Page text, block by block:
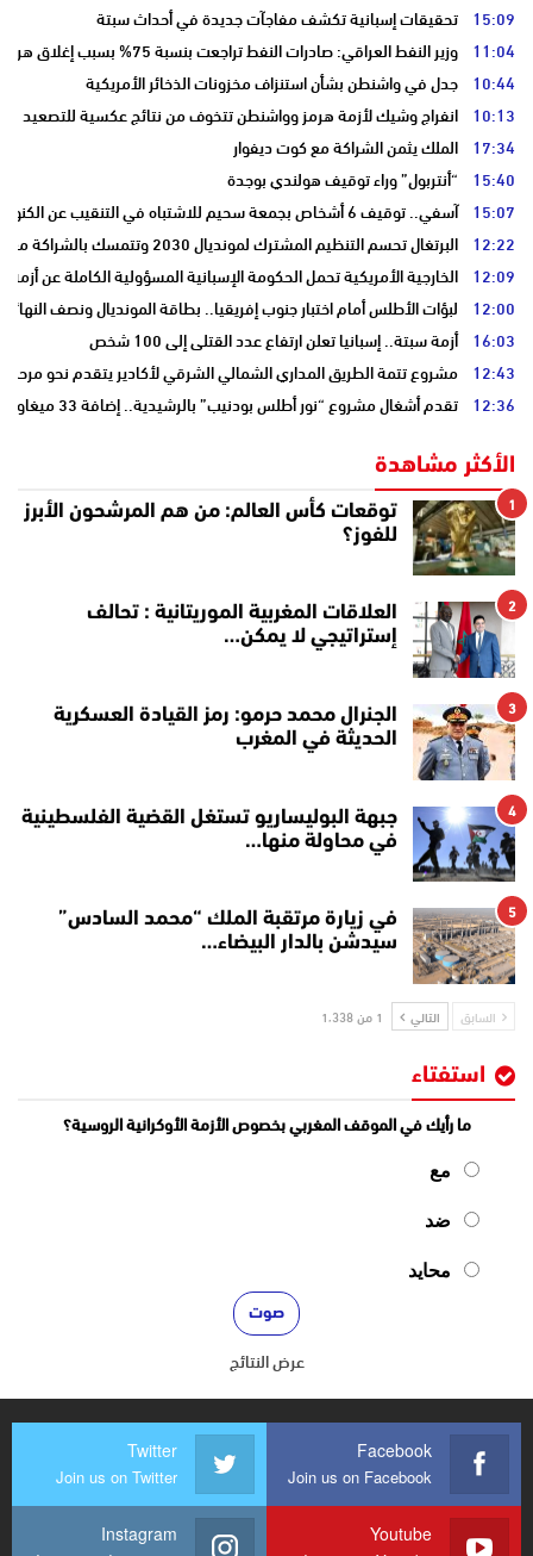
15:09 تحقيقات إسبانية تكشف مفاجآت جديدة في أحداث سبتة
11:04 وزير النفط العراقي: صادرات النفط تراجعت بنسبة 75% بسبب إغلاق هرمز
10:44 جدل في واشنطن بشأن استنزاف مخزونات الذخائر الأمريكية
10:13 انفراج وشيك لأزمة هرمز وواشنطن تتخوف من نتائج عكسية للتصعيد
17:34 الملك يثمن الشراكة مع كوت ديفوار
15:40 “أنتربول” وراء توقيف هولندي بوجدة
15:07 آسفي.. توقيف 6 أشخاص بجمعة سحيم للاشتباه في التنقيب عن الكنوز .
12:22 البرتغال تحسم التنظيم المشترك لمونديال 2030 وتتمسك بالشراكة مع المغرب وإسبانيا
12:09 الخارجية الأمريكية تحمل الحكومة الإسبانية المسؤولية الكاملة عن أزمة
12:00 لبؤات الأطلس أمام اختبار جنوب إفريقيا.. بطاقة المونديال ونصف
16:03 أزمة سبتة.. إسبانيا تعلن ارتفاع عدد القتلى إلى 100 شخص
12:43 مشروع تتمة الطريق المداري الشمالي الشرقي لأكادير يتقدم نحو مرحلة
12:36 تقدم أشغال مشروع “نور أطلس بودنيب” بالرشيدية.. إضافة 33 ميغاوات إلى الشبكة الوطنية
الأكثر مشاهدة
1
توقعات كأس العالم: من هم المرشحون الأبرز
للفوز؟
2
العلاقات المغربية الموريتانية : تحالف
إستراتيجي لا يمكن…
3
الجنرال محمد حرمو: رمز القيادة العسكرية
الحديثة في المغرب
4
جبهة البوليساريو تستغل القضية الفلسطينية
في محاولة منها…
5
في زيارة مرتقبة الملك “محمد السادس”
سيدشن بالدار البيضاء…
السابق التالي 1 من 1٬338
استفتاء
ما رأيك في الموقف المغربي بخصوص الأزمة الأوكرانية الروسية؟
مع
ضد
محايد
عرض النتائج
Facebook
Join us on Facebook
Twitter
Join us on Twitter
Youtube
Instagram